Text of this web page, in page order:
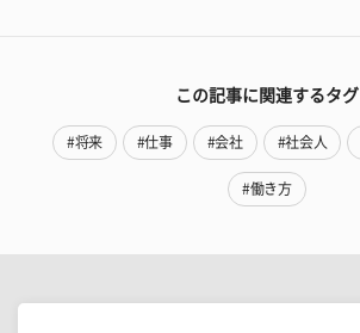
この記事に関連するタグ
#将来 #仕事 #会社 #社会人
#働き方